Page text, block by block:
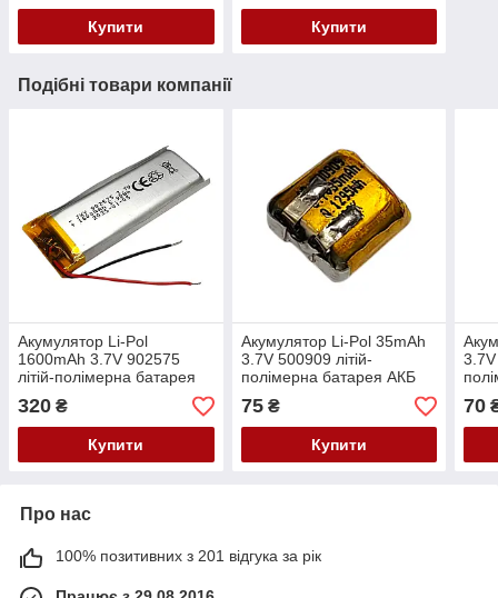
Купити Купити
Подібні товари компанії
Акумулятор Li-Pol
1600mAh 3.7V 902575
літій-полімерна батарея
АКБ із захистом PCM
320 ₴
Купити
Акумулятор Li-Pol 35mAh
3.7V 500909 літій-
полімерна батарея АКБ
для навушників та гарнітур
75₴
Купити
3.7V
для
70
Про нас
100% позитивних з 201 відгука за рік